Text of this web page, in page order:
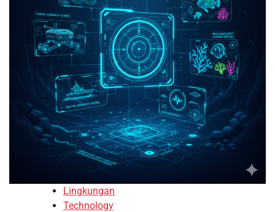
Lingkungan
Technology